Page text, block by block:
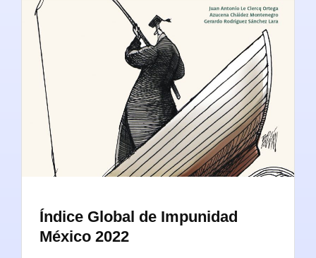
Índice Global de Impunidad
México 2022